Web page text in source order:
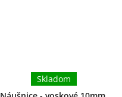
Skladom